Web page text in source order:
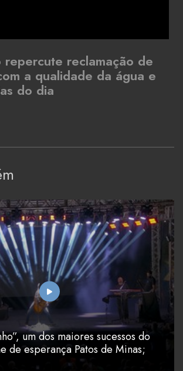
repercute reclamação de
a qualidade da água e
do dia
um dos maiores sucessos do
de esperança Patos de Minas;